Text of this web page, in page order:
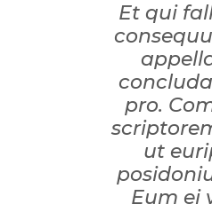
Et qui
pro.
ut
Eum ei